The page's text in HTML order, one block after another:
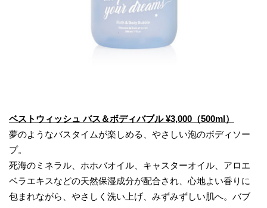
ベストウィッシュ バス＆ボディバブル ¥3,000（500ml）
夢のようなバスタイムが楽しめる、やさしい泡のボディソー
プ。
死海のミネラル、ホホバオイル、キャスターオイル、アロエ
ベラエキスなどの天然保湿成分が配合され、心地よい香りに
包まれながら、やさしく洗い上げ、みずみずしい肌へ。バブ